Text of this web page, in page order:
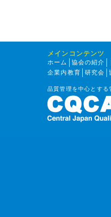
メインコンテンツ
ホーム 協会の紹介
企業内教育
研究会
品質管理を中心とす